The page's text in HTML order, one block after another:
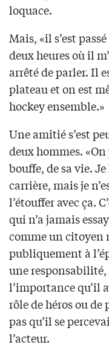
loquace.
Mais, «il s’est
deux heures où il
arrêté de parler. Il
plateau et on est
hockey ensemble.»
Une amitié s’est
deux hommes.
bouffe, de sa vie.
carrière, mais je
l’étouffer avec ça.
qui n’a jamais
comme un citoyen
publiquement à
une
l’importance qu’il
rôle de héros ou
pas qu’il se
l’acteur.